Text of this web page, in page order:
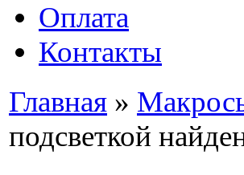
Оплата
Контакты
Главная »
подсветкой